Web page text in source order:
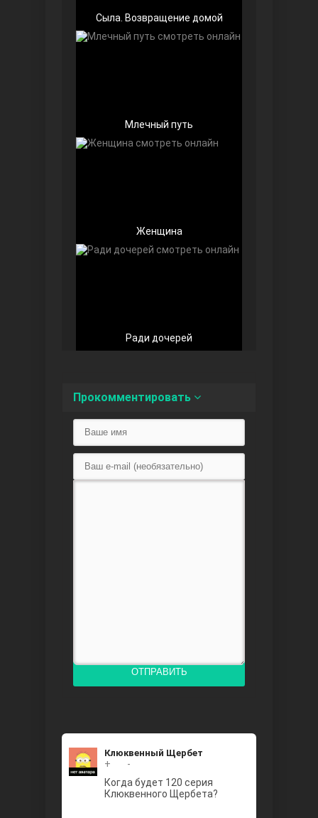
Беззащитные
Сыла. Возвращение домой
Млечный путь
Женщина
Ради дочерей
Прокомментировать
ОТПРАВИТЬ
Клюквенный Щербет
+
-
Когда будет 120 серия
Клюквенного Щербета?